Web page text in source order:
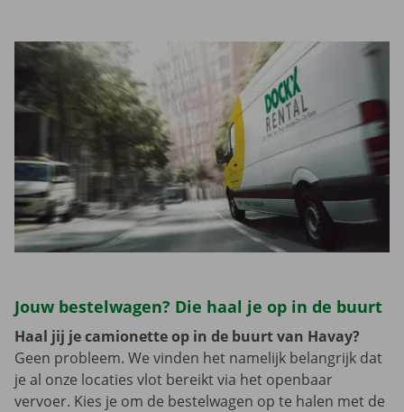
Jouw bestelwagen? Die haal je op in de buurt
Haal jij je camionette op in de buurt van Havay?
Geen probleem. We vinden het namelijk belangrijk dat
je al onze locaties vlot bereikt via het openbaar
vervoer. Kies je om de bestelwagen op te halen met de